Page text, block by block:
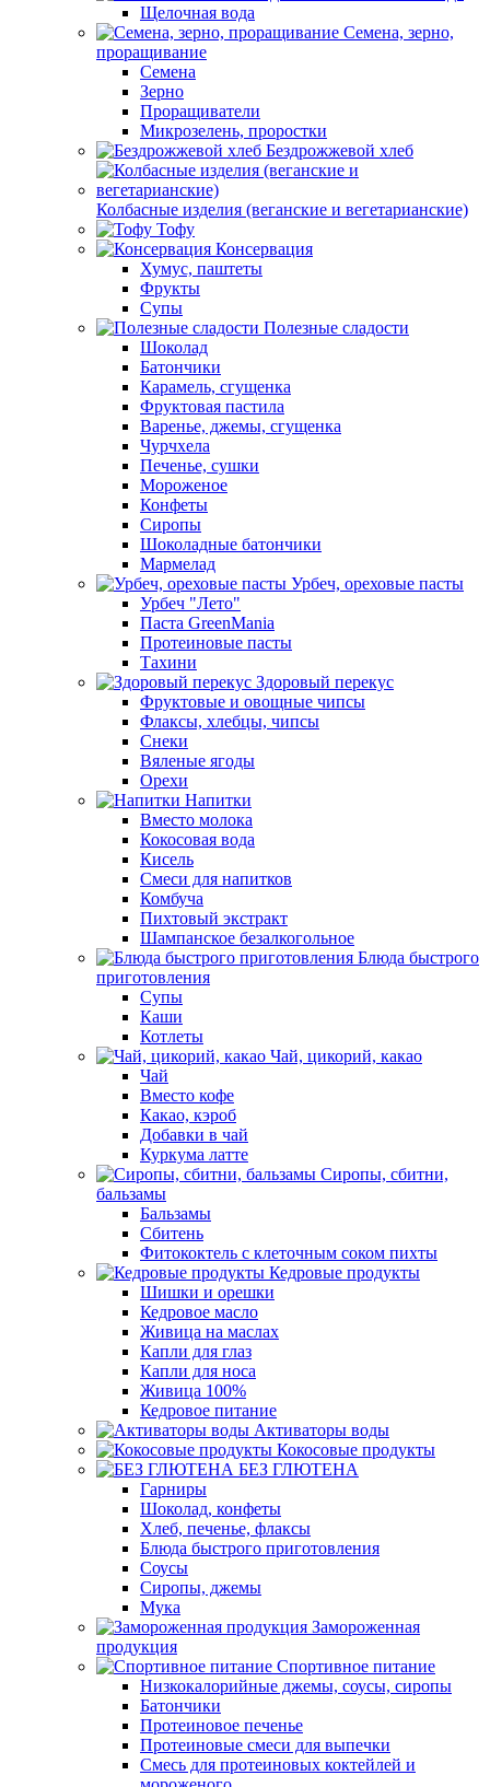
Щелочная вода
Семена, зерно,
проращивание
Семена
Зерно
Проращиватели
Микрозелень, проростки
Бездрожжевой хлеб
Колбасные изделия (веганские и вегетарианские)
Тофу
Консервация
Хумус, паштеты
Фрукты
Супы
Полезные сладости
Шоколад
Батончики
Карамель, сгущенка
Фруктовая пастила
Варенье, джемы, сгущенка
Чурчхела
Печенье, сушки
Мороженое
Конфеты
Сиропы
Шоколадные батончики
Мармелад
Урбеч, ореховые пасты
Урбеч "Лето"
Паста GreenMania
Протеиновые пасты
Тахини
Здоровый перекус
Фруктовые и овощные чипсы
Флаксы, хлебцы, чипсы
Снеки
Вяленые ягоды
Орехи
Напитки
Вместо молока
Кокосовая вода
Кисель
Смеси для напитков
Комбуча
Пихтовый экстракт
Шампанское безалкогольное
Блюда быстрого
приготовления
Супы
Каши
Котлеты
Чай, цикорий, какао
Чай
Вместо кофе
Какао, кэроб
Добавки в чай
Куркума латте
Сиропы, сбитни,
бальзамы
Бальзамы
Сбитень
Фитококтель с клеточным соком пихты
Кедровые продукты
Шишки и орешки
Кедровое масло
Живица на маслах
Капли для глаз
Капли для носа
Живица 100%
Кедровое питание
Активаторы воды
Кокосовые продукты
БЕЗ ГЛЮТЕНА
Гарниры
Шоколад, конфеты
Хлеб, печенье, флаксы
Блюда быстрого приготовления
Соусы
Сиропы, джемы
Мука
Замороженная
продукция
Спортивное питание
Низкокалорийные джемы, соусы, сиропы
Батончики
Протеиновое печенье
Протеиновые смеси для выпечки
Смесь для протеиновых коктейлей и